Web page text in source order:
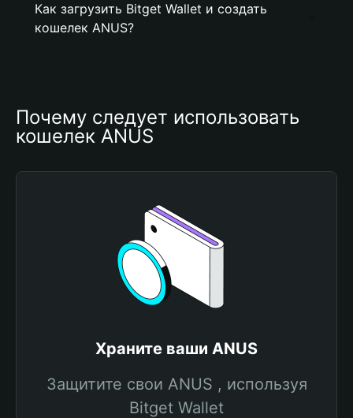
Как загрузить Bitget Wallet и создать
кошелек ANUS?
Почему следует использовать
кошелек ANUS
Храните ваши ANUS
Защитите свои ANUS , используя
Bitget Wallet